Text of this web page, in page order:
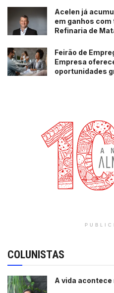
Acelen já
em ganhos
Refinaria de
Feirão de
Empresa
oportunidades
COLUNISTAS
A vida